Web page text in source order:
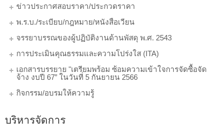
ข่าวประกาศสอบราคา/ประกวดราคา
พ.ร.บ./ระเบียบ/กฎหมาย/หนังสือเวียน
จรรยาบรรณของผู้ปฏิบัติงานด้านพัสดุ พ.ศ. 2543
การประเมินคุณธรรมและความโปร่งใส (ITA)
เอกสารบรรยาย "เตรียมพร้อม ซ้อมความเข้าใจการจัดซื้อจัด
จ้าง งบปี 67” ในวันที่ 5 กันยายน 2566
กิจกรรม/อบรมให้ความรู้
บริหารจัดการ